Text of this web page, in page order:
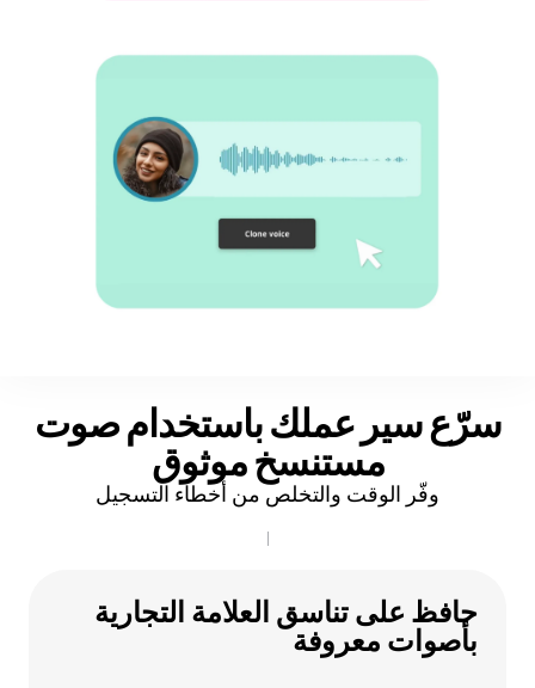
سرّع سير عملك باستخدامصوت
مستنسخموثوق
وفّر الوقت والتخلص من أخطاء التسجيل
حافظ على تناسق العلامة التجارية
بأصوات معروفة